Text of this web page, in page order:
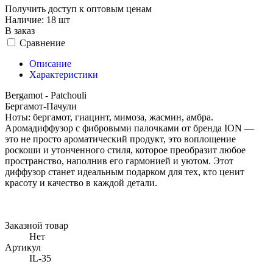
Получить доступ к оптовым ценам
Наличие: 18 шт
В заказ
Сравнение
Описание
Характеристики
Bergamot - Patchouli
Бергамот-Пачули
Ноты: бергамот, гиацинт, мимоза, жасмин, амбра.
Аромадиффузор с фибровыми палочками от бренда ION —
это не просто ароматический продукт, это воплощение
роскоши и утонченного стиля, которое преобразит любое
пространство, наполнив его гармонией и уютом. Этот
диффузор станет идеальным подарком для тех, кто ценит
красоту и качество в каждой детали.
Заказной товар
Нет
Артикул
IL-35